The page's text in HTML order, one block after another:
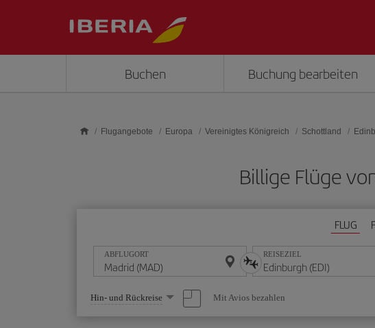
Buchen Buchung bearbeiten
Flugangebote Europa Vereinigtes Königreich Schottland
Billige Flüge
FLUG
ABFLUGORT REISEZIEL
Wählen
Sie
eine
Hin- und Rückreise Mit Avios bezahlen